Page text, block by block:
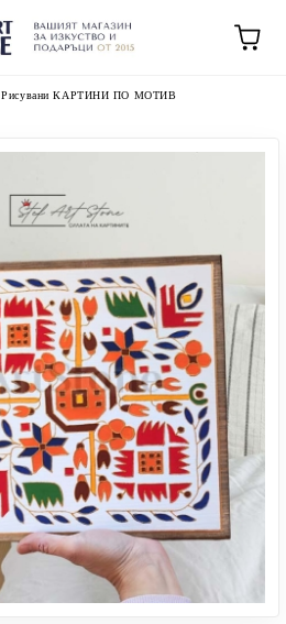
Рисувани КАРТИНИ ПО МОТИВ